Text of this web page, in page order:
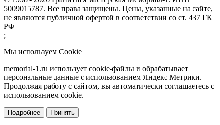
5009015787. Все права защищены. Цены, указанные на сайте,
не являются публичной офертой в соответствии со ст. 437 ГК
РФ
;
Мы используем Cookie
memorial-1.ru использует cookie-файлы и обрабатывает
персональные данные с использованием Яндекс Метрики.
Продолжая работу с сайтом, вы автоматически соглашаетесь с
использованием cookie.
Подробнее Принять